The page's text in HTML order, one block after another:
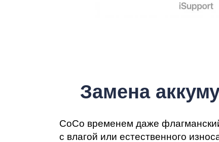
Замена
СоСо временем даже
с влагой или естественного